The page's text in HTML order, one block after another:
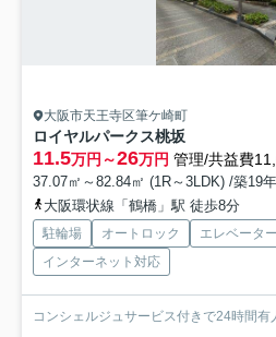
大阪市天王寺区筆ケ崎町
ロイヤルパークス桃坂
11.5万円～26万円 管理/共益費
37.07㎡～82.84㎡ (1R～3LDK) /築19
大阪環状線「鶴橋」駅 徒歩8分
駐輪場 オートロック エレベーター
インターネット対応
コンシェルジュサービス付きで24時間有